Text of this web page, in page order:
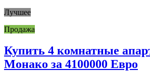
Лучшее
Продажа
Купить 4 комнатные
Монако за 4100000 Евро